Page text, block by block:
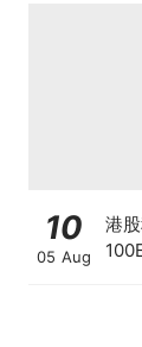
10
05 Aug
港